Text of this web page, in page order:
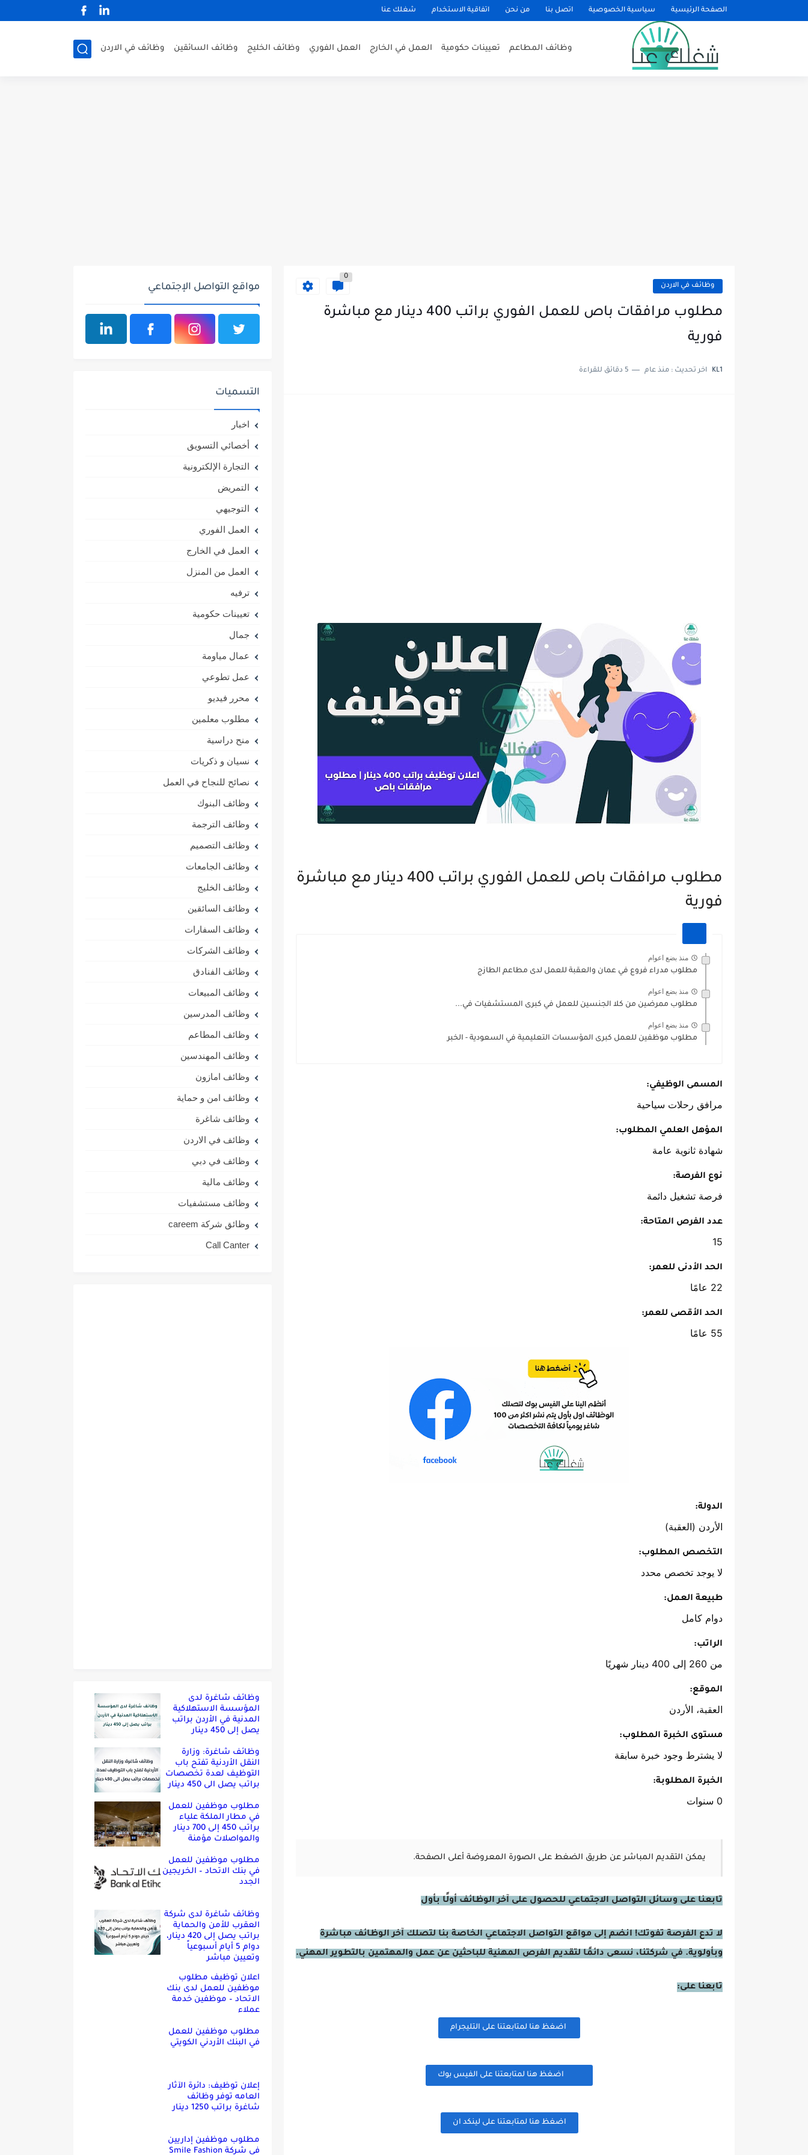
الصفحة الرئيسية سياسية الخصوصية اتصل بنا من نحن اتفاقية الاستخدام شغلك عنا
وظائف المطاعم تعيينات حكومية العمل في الخارج العمل الفوري وظائف الخليج وظائف السائقين وظائف في الاردن
وظائف في الاردن
0
مطلوب مرافقات باص للعمل الفوري براتب 400 دينار مع مباشرة
فورية
KL1 اخر تحديث : منذ عام 5 دقائق للقراءة
مطلوب مرافقات باص للعمل الفوري براتب 400 دينار مع مباشرة
فورية
منذ بضع اعوام
مطلوب مدراء فروع في عمان والعقبة للعمل لدى مطاعم الطازج
منذ بضع اعوام
مطلوب ممرضين من كلا الجنسين للعمل في كبرى المستشفيات في...
منذ بضع اعوام
مطلوب موظفين للعمل كبرى المؤسسات التعليمية في السعودية - الخبر
المسمى الوظيفي:
مرافق رحلات سياحية
المؤهل العلمي المطلوب:
شهادة ثانوية عامة
نوع الفرصة:
فرصة تشغيل دائمة
عدد الفرص المتاحة:
15
الحد الأدنى للعمر:
22 عامًا
الحد الأقصى للعمر:
55 عامًا
الدولة:
الأردن (العقبة)
التخصص المطلوب:
لا يوجد تخصص محدد
طبيعة العمل:
دوام كامل
الراتب:
من 260 إلى 400 دينار شهريًا
الموقع:
العقبة، الأردن
مستوى الخبرة المطلوب:
لا يشترط وجود خبرة سابقة
الخبرة المطلوبة:
0 سنوات
يمكن التقديم المباشر عن طريق الضغط على الصورة المعروضة أعلى الصفحة.
تابعنا على وسائل التواصل الاجتماعي للحصول على آخر الوظائف أولًا بأول
لا تدع الفرصة تفوتك! انضم إلى مواقع التواصل الاجتماعي الخاصة بنا لتصلك آخر الوظائف مباشرة
وبأولوية. في شركتنا، نسعى دائمًا لتقديم الفرص المهنية للباحثين عن عمل والمهتمين بالتطوير المهني.
تابعنا على:
اضغظ هنا لمتابعتنا على التليجرام
اضغظ هنا لمتابعتنا على الفيس بوك
اضغظ هنا لمتابعتنا على لينكد ان
مواقع التواصل الإجتماعي
التسميات
اخبار
أخصائي التسويق
التجارة الإلكترونية
التمريض
التوجيهي
العمل الفوري
العمل في الخارج
العمل من المنزل
ترفيه
تعيينات حكومية
جمال
عمال مياومة
عمل تطوعي
محرر فيديو
مطلوب معلمين
منح دراسية
نسيان و ذكريات
نصائح للنجاح في العمل
وظائف البنوك
وظائف الترجمة
وظائف التصميم
وظائف الجامعات
وظائف الخليج
وظائف السائقين
وظائف السفارات
وظائف الشركات
وظائف الفنادق
وظائف المبيعات
وظائف المدرسين
وظائف المطاعم
وظائف المهندسين
وظائف امازون
وظائف امن و حماية
وظائف شاغرة
وظائف في الاردن
وظائف في دبي
وظائف مالية
وظائف مستشفيات
وظائق شركة careem
Call Canter
وظائف شاغرة لدى
المؤسسة الاستهلاكية
المدنية في الأردن براتب
يصل إلى 450 دينار
وظائف شاغرة: وزارة
النقل الأردنية تفتح باب
التوظيف لعدة تخصصات
براتب يصل الى 450 دينار
مطلوب موظفين للعمل
في مطار الملكة علياء
براتب 450 إلى 700 دينار
والمواصلات مؤمنة
مطلوب موظفين للعمل
في بنك الاتحاد – الخريجين
الجدد
وظائف شاغرة لدى شركة
العقرب للأمن والحماية
براتب يصل إلى 420 دينار،
دوام 5 أيام أسبوعياً
وتعيين مباشر
اعلان توظيف مطلوب
موظفين للعمل لدى بنك
الاتحاد – موظفين خدمة
عملاء
مطلوب موظفين للعمل
في البنك الأردني الكويتي
إعلان توظيف: دائرة الآثار
العامه توفر وظائف
شاغرة براتب 1250 دينار
مطلوب موظفين إداريين
في شركة Smile Fashion